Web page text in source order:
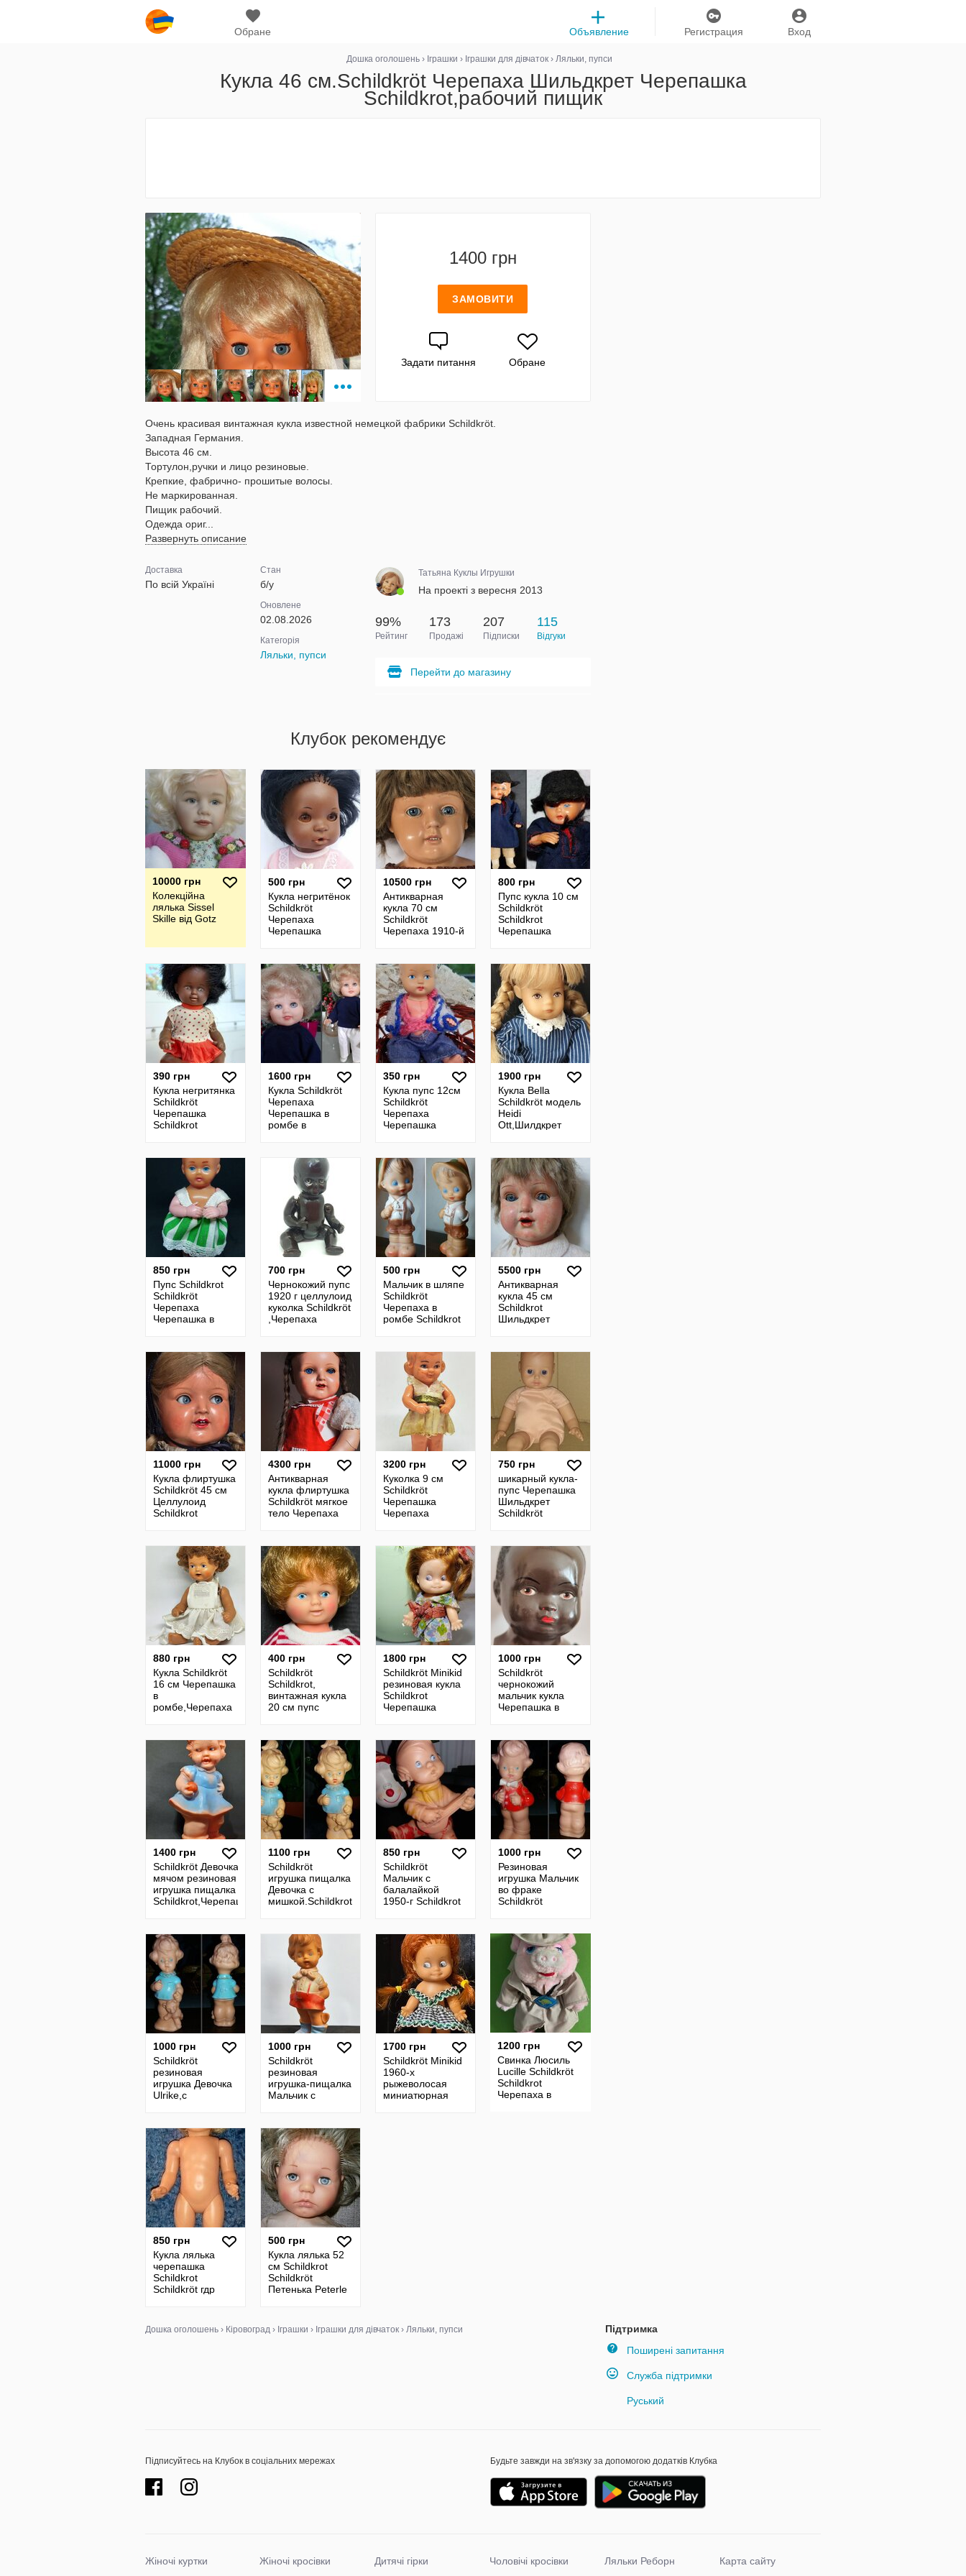
Обране Вход
Регистрация
Объявление
Дошка оголошень › Іграшки › Іграшки для дівчаток › Ляльки, пупси
Кукла 46 см.Schildkröt Черепаха Шильдкрет Черепашка
Schildkrot,рабочий пищик
1400 грн
ЗАМОВИТИ
Задати питання Обране
Очень красивая винтажная кукла известной немецкой фабрики Schildkröt.
Западная Германия.
Высота 46 см.
Тортулон,ручки и лицо резиновые.
Крепкие, фабрично- прошитые волосы.
Не маркированная.
Пищик рабочий.
Одежда ориг...
Развернуть описание
Доставка
По всій Україні
Стан
б/у
Оновлене
02.08.2026
Категорія
Ляльки, пупси
Татьяна Куклы Игрушки
На проекті з вересня 2013
99%
Рейтинг
173
Продажі
207
Підписки
115
Відгуки
Перейти до магазину
Клубок рекомендує
10000 грн
Колекційна
лялька Sissel
Skille від Gotz
500 грн
Кукла негритёнок
Schildkröt
Черепаха
Черепашка
10500 грн
Антикварная
кукла 70 см
Schildkröt
Черепаха 1910-й
прессопилки
раннее клеймо
800 грн
Пупс кукла 10 см
Schildkröt
Schildkrot
Черепашка
390 грн
Кукла негритянка
Schildkröt
Черепашка
Schildkrot
куколка пупс
пупсик
1600 грн
Кукла Schildkröt
Черепаха
Черепашка в
ромбе в
Этикеткой
350 грн
Кукла пупс 12см
Schildkröt
Черепаха
Черепашка
1900 грн
Кукла Bella
Schildkröt модель
Heidi
Ott,Шилдкрет
Schildkrot
850 грн
Пупс Schildkrоt
Schildkröt
Черепаха
Черепашка в
куколка
целлулоид
700 грн
Чернокожий пупс
1920 г целлулоид
куколка Schildkröt
,Черепаха
500 грн
Мальчик в шляпе
Schildkröt
Черепаха в
ромбе Schildkrot
игрушка
резиновая
5500 грн
Антикварная
кукла 45 см
Schildkrоt
Шильдкрет
Schildkröt
Черепаха
11000 грн
Кукла флиртушка
Schildkröt 45 см
Целлулоид
Schildkrot
флиртующие
глаза Девочка
4300 грн
Антикварная
кукла флиртушка
Schildkröt мягкое
тело Черепаха
флиртующие
глаза
3200 грн
Куколка 9 см
Schildkröt
Черепашка
Черепаха
750 грн
шикарный кукла-
пупс Черепашка
Шильдкрет
Schildkröt
36 см
880 грн
Кукла Schildkröt
16 см Черепашка
в
ромбе,Черепаха
400 грн
Schildkröt
Schildkrot,
винтажная кукла
20 см пупс
Черепаха
1800 грн
Schildkröt Minikid
резиновая кукла
Schildkrot
Черепашка
1000 грн
Schildkröt
чернокожий
мальчик кукла
Черепашка в
негритёнок
1400 грн
Schildkröt Девочка с
мячом резиновая
игрушка пищалка
Schildkrot,Черепашка
1100 грн
Schildkröt
игрушка пищалка
Девочка с
мишкой.Schildkrоt
850 грн
Schildkröt
Мальчик с
балалайкой
1950-г Schildkrot
игрушка
Черепашка в
ромбе
1000 грн
Резиновая
игрушка Мальчик
во фраке
Schildkröt
Черепашка в
ромбе
1000 грн
Schildkröt
резиновая
игрушка Девочка
Ulrike,с
Черепашка
Черепаха
1000 грн
Schildkröt
резиновая
игрушка-пищалка
Мальчик с
ромбе Черепаха
винтаж
1700 грн
Schildkröt Minikid
1960-х
рыжеволосая
миниатюрная
1200 грн
Свинка Люсиль
Lucille Schildkröt
Schildkrot
Черепаха в
850 грн
Кукла лялька
черепашка
Schildkrot
Schildkröt гдр
500 грн
Кукла лялька 52
см Schildkrot
Schildkröt
Петенька Peterle
Підтримка
Поширені запитання
Служба підтримки
Руський
Дошка оголошень › Кіровоград › Іграшки › Іграшки для дівчаток › Ляльки, пупси
Підписуйтесь на Клубок в соціальних мережах Будьте завжди на зв'язку за допомогою додатків Клубка
Жіночі куртки
Жіночі кросівки
Дитячі гірки
Чоловічі кросівки
Ляльки Реборн
Карта сайту